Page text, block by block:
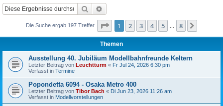
Suche
Die Suche ergab 197 Treffer Seite 1von
1 2 3 4 5 8
Themen
Ausstellung 40. Jubiläum Modellbahnfreunde Keltern
Letzter Beitrag von Leuchtturm « Fr Jul 24, 2026 6:30 pm
Verfasst in Termine
Popondetta 6094 - Osaka Metro 400
Letzter Beitrag von Tibor Bach « Di Jun 23, 2026 11:26 am
Verfasst in Modellvorstellungen